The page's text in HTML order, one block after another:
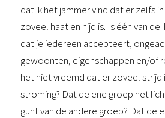
dat ik het jammer vind dat er zelfs
zoveel haat en nijd is. Is één van
dat je iedereen accepteert,
gewoonten, eigenschappen en/of
het niet vreemd dat er zoveel strijd
stroming? Dat de ene groep het
gunt van de andere groep? Dat de